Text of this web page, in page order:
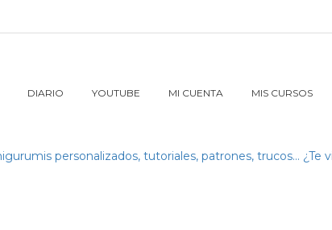
DIARIO YOUTUBE MI CUENTA MIS CURSOS